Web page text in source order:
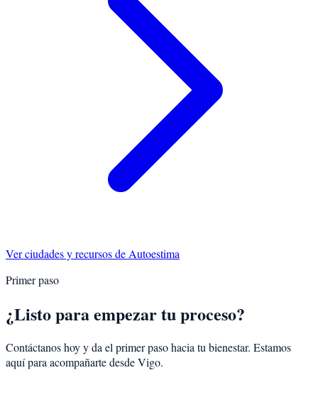
Ver ciudades y recursos de Autoestima
Primer paso
¿Listo para empezar tu proceso?
Contáctanos hoy y da el primer paso hacia tu bienestar. Estamos
aquí para acompañarte desdeVigo.